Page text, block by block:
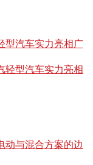
汽车实力亮相广
动与混合方案的边